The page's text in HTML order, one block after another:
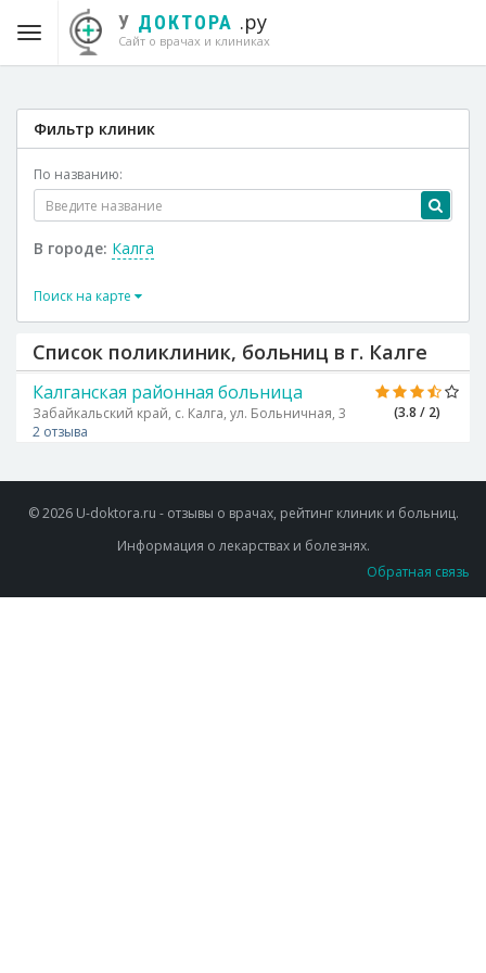
У ДОКТОРА .ру
Сайт о врачах и клиниках
Фильтр клиник
По названию:
В городе: Калга
Поиск на карте
Список поликлиник, больниц в г. Калге
(3.8 / 2)
Калганская районная больница
Забайкальский край, с. Калга, ул. Больничная, 3
2 отзыва
© 2026 U-doktora.ru - отзывы о врачах, рейтинг клиник и больниц.
Информация о лекарствах и болезнях.
Обратная связь